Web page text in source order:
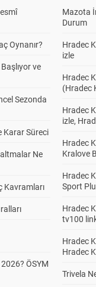
Oynanır?
ve
Sezonda
Karar Süreci
Ne
Kavramları
ÖSYM
Mazota
Durum
Hradec
izle
Hradec
(Hradec
Hradec
izle,
Hradec
Kralove
Hradec
Sport
Hradec
tv100
Hradec
Hradec
Trivela